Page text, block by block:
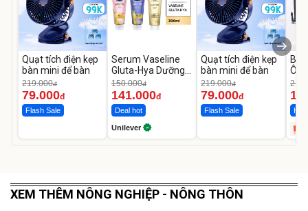
Quạt tích điện kẹp
bàn mini để bàn
219.000đ
79.000đ
Flash Sale
Serum Vaseline
Gluta-Hya Dưỡng
Da Sáng Mịn Sau 7
Ngày
150.000đ
141.000đ
Deal hot
Unilever
Quạt tích điện kẹp
bàn mini để bàn
219.000đ
79.000đ
Flash Sale
Ô
Hot
XEM THÊM NÔNG NGHIỆP - NÔNG THÔN